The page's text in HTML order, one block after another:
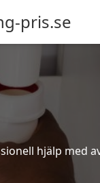
pris.se
hjälp med